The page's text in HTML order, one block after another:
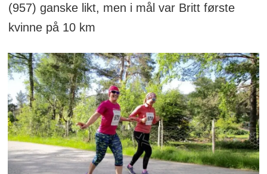
(957) ganske likt, men i mål var Britt første
kvinne på 10 km